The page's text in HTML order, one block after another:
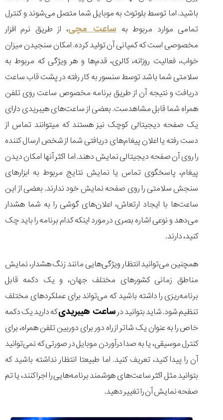
باشید. اما توسط بلوتوث به موبایل شما متصل می‌شوند و کنترل
تمامی موارد مربوط بهساعت مچی، از طریق نرم افزار
مخصوصی است که کمپانی آن تولید کرده. امکان سنجیدن میزان
خواب، فعالیت روزانه، کالری، قدم‌ها و هر ویژگی که مربوط به
سلامتی شما باشد توسط سنسور به کار رفته در پشت قاب ساعت
دریافت و نتیجه آن از طریق برنامه مخصوص ساعت روی تلفن
همراه شما قابل مشاهدست. بعضی از ساعت‌های هیبریدی دارای
یک صفحه دیجیتالی کوچک نیز هستند که میتوانند تماس از
دست رفته یا اعلان پیغام‌های دریافتی شما از شخص ارسال کننده
را روی آن صفحه دیجیتالی نمایش دهند. اما اکثر آنها امکان دیدن
پیغام، پاسخگوی تماس یا نمایش نتایج مربوط به ابزارهای
سنجش سلامتی را روی صفحه نمایش خود ندارند. بعضی از این
ساعت‌ها با ایجاد ارتعاش، اعلان‌های گوشی را به شما هشدار
می‌دهد و نوعی اشاره بصری در مورد اینکه کدام برنامه را باید چک
کنید، دارند.
همچنین می‌توانید انتظار ویژگی‌هایی مانند زنگ هشدار، نمایش
مناطق زمانی کشورهای مختلف جهان، و یک دکمه قابل
برنامه‌ریزی را داشته باشید که می‌تواند برای عملکردهای مختلف
تنظیم شود. شاید بتوانید درساعت هیبریدیکه دارید یک دکمه
خاص را به عنوان یک شاتر از راه دور برای دوربین تلفن همراه، برای
کنترل موسیقی، یا به صدا درآوردن موبایل در صورتی که نمی‌توانید
آن را پیدا کنید، تعریف کنید. اما طبیعتا انتظار نداشته باشید که
بتوانید مثل اکثر ساعت‌های هوشمند برنامه‌هایی را اجرا کنند، یا تم
صفحه نمایش آن را تغییر دهید.